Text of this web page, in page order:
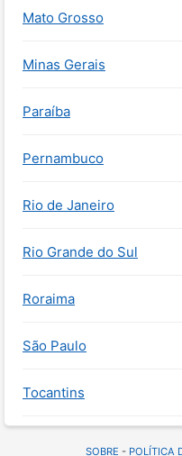
Mato Grosso
Minas Gerais
Paraíba
Pernambuco
Rio de Janeiro
Rio Grande do Sul
Roraima
São Paulo
Tocantins
SOBRE - POLÍTICA